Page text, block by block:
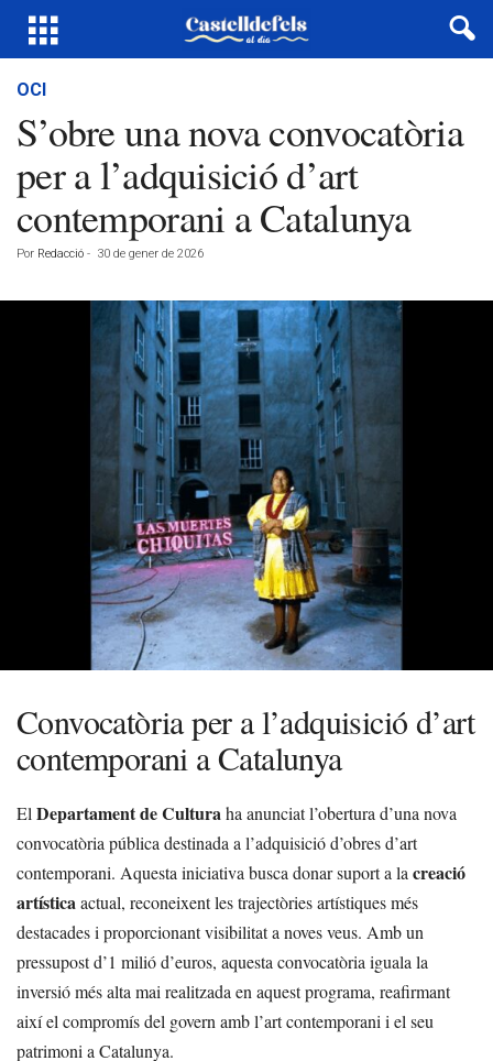
OCI
S’obre una nova convocatòria
per a l’adquisició d’art
contemporani a Catalunya
Por Redacció - 30 de gener de 2026
Convocatòria per a l’adquisició d’art
contemporani a Catalunya
El Departament de Culturaha anunciat l’obertura d’una nova
convocatòria pública destinada a l’adquisició d’obres d’art
contemporani. Aquesta iniciativa busca donar suport a la creació
artísticaactual, reconeixent les trajectòries artístiques més
destacades i proporcionant visibilitat a noves veus. Amb un
pressupost d’1 milió d’euros, aquesta convocatòria iguala la
inversió més alta mai realitzada en aquest programa, reafirmant
així el compromís del govern amb l’art contemporani i el seu
patrimoni a Catalunya.